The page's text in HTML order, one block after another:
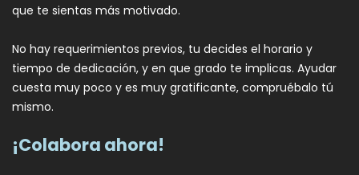
que te sientas más motivado.
No hay requerimientos previos, tu decides el horario y
tiempo de dedicación, y en que grado te implicas. Ayudar
cuesta muy poco y es muy gratificante, compruébalo tú
mismo.
¡Colabora ahora!